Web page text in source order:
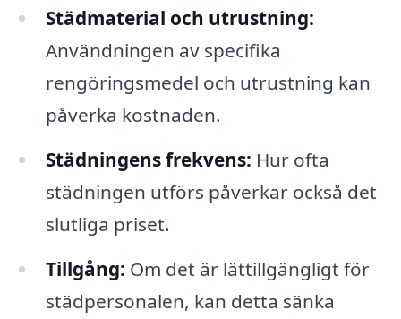
Städmaterial och utrustning:
Användningen av specifika
rengöringsmedel och utrustning kan
påverka kostnaden.
Städningens frekvens: Hur ofta
städningen utförs påverkar också det
slutliga priset.
Tillgång: Om det är lättillgängligt för
städpersonalen, kan detta sänka